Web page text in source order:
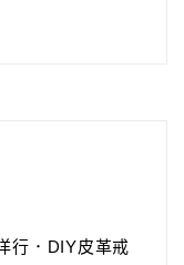
行．DIY皮革戒